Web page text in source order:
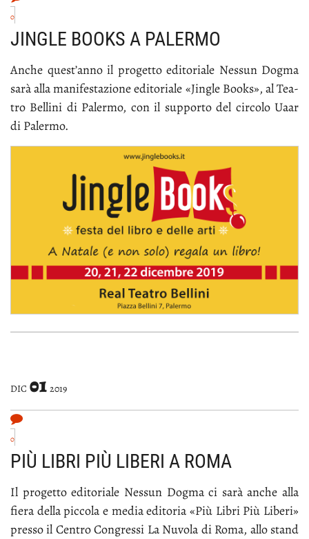
0
JINGLE BOOKS A PALERMO
An­che que­st’an­no il pro­get­to edi­to­ria­le Nes­sun Dog­ma
sa­rà al­la ma­ni­fe­sta­zio­ne edi­to­ria­le «Jin­gle Books», al Tea­
tro Bel­li­ni di Pa­ler­mo, con il sup­por­to del cir­co­lo Uaar
di Pa­ler­mo.
DIC 01 2019
0
PIÙ LIBRI PIÙ LIBERI A ROMA
Il pro­get­to edi­to­ria­le Nes­sun Dog­ma ci sa­rà an­che al­la
fie­ra del­la pic­co­la e me­dia edi­to­ria «Più Li­bri Più Li­be­ri»
pres­so il Cen­tro Con­gres­si La Nu­vo­la di Ro­ma, al­lo stand